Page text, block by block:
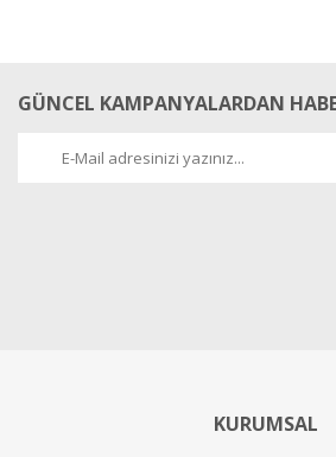
GÜNCEL KAMPANYALARDAN
KURUMSAL